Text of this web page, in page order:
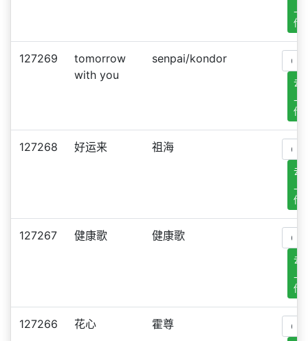
传
127269
tomorrow
with you
senpai/kondor
去
传
127268 好运来 祖海
去
传
127267 健康歌 健康歌
去
传
127266 花心 霍尊